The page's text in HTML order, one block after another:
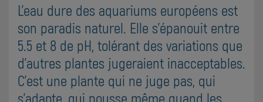
L'eau dure des aquariums européens est
son paradis naturel. Elle s'épanouit entre
5.5 et 8 de pH, tolérant des variations que
d'autres plantes jugeraient inacceptables.
C'est une plante qui ne juge pas, qui
s'adapte, qui pousse même quand les